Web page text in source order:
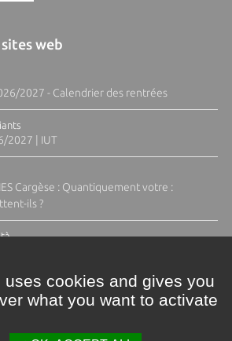
web
2027 - Calendrier des rentrées
2027 | IUT
Cargèse : Quantiquement votre :
ils ?
uses cookies and gives you
what you want to activate